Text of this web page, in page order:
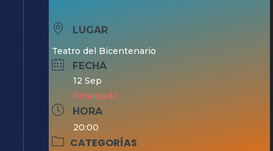
LUGAR
Teatro del Bicentenario
FECHA
12 Sep
Finalizado
HORA
20:00
CATEGORÍAS